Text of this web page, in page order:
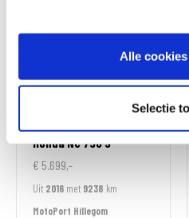
Alle
Selectie
HondaNC 750 S
€ 5.699,-
Uit 2016 met 9238 km
MotoPort Hillegom